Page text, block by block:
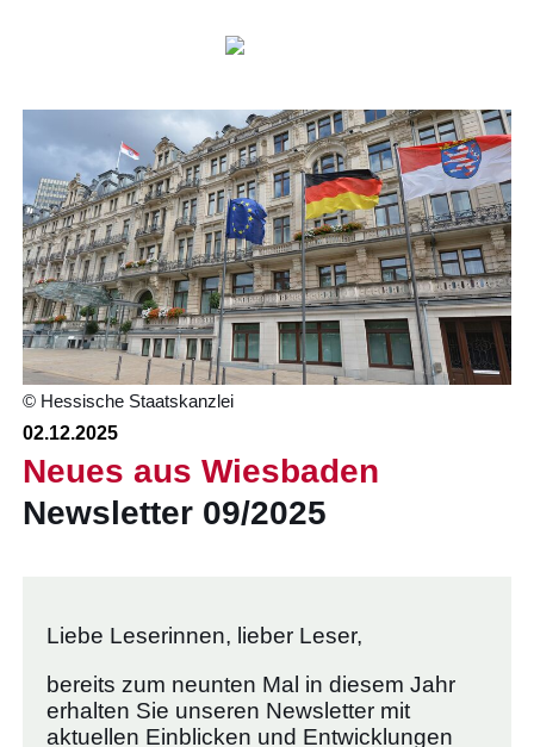
© Hessische Staatskanzlei
02.12.2025
Neues aus Wiesbaden
Newsletter 09/2025
Liebe Leserinnen, lieber Leser,
bereits zum neunten Mal in diesem Jahr
erhalten Sie unseren Newsletter mit
aktuellen Einblicken und Entwicklungen